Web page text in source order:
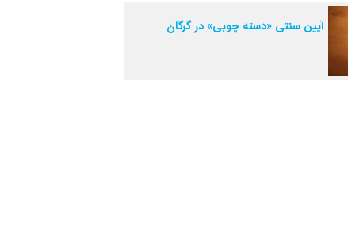
آیین سنتی «دسته چوبی» در گرگان